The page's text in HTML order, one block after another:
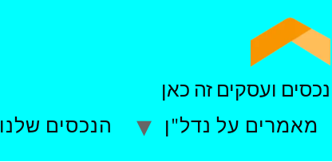
נכסים ועסקים זה כאן
מאמרים על נדל"ן
הנכסים שלנו